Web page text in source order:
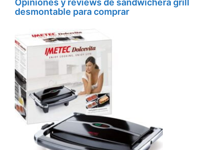
Opiniones y reviews de sandwichera grill
desmontable para comprar